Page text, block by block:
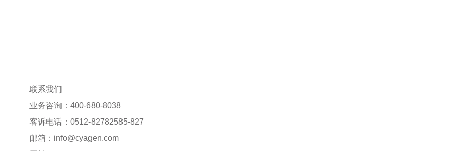
联系我们
业务咨询：400-680-8038
客诉电话：0512-82782585-827
邮箱： info@cyagen.com